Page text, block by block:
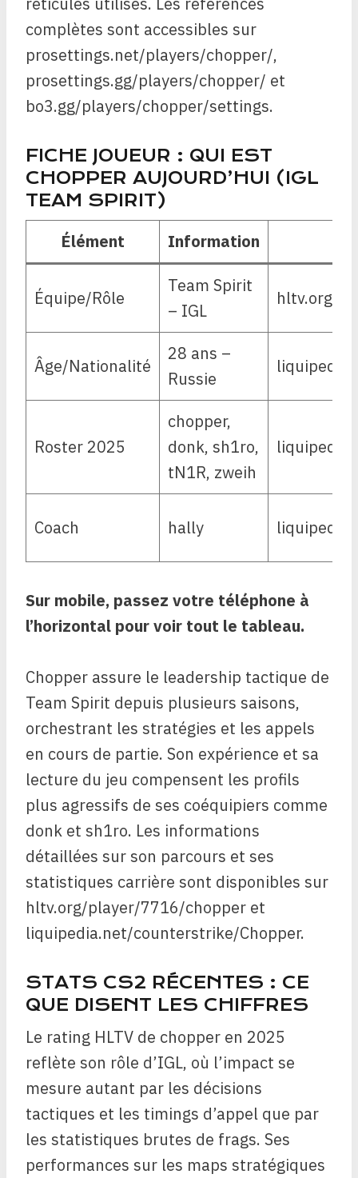
complètes sont accessibles sur
prosettings.net/players/chopper/,
prosettings.gg/players/chopper/ et
bo3.gg/players/chopper/settings.
FICHE JOUEUR : QUI EST
CHOPPER AUJOURD’HUI (IGL
TEAM SPIRIT)
Élément Information
Équipe/Rôle
Team Spirit
– IGL
hltv.org/
Âge/Nationalité
28 ans –
Russie
Roster 2025
chopper,
donk, sh1ro,
tN1R, zweih
Coach hally
Sur mobile, passez votre téléphone à
l’horizontal pour voir tout le tableau.
Chopper assure le leadership tactique de
Team Spirit depuis plusieurs saisons,
orchestrant les stratégies et les appels
en cours de partie. Son expérience et sa
lecture du jeu compensent les profils
plus agressifs de ses coéquipiers comme
donk et sh1ro. Les informations
détaillées sur son parcours et ses
statistiques carrière sont disponibles sur
hltv.org/player/7716/chopper et
liquipedia.net/counterstrike/Chopper.
STATS CS2 RÉCENTES : CE
QUE DISENT LES CHIFFRES
Le rating HLTV de chopper en 2025
reflète son rôle d’IGL, où l’impact se
mesure autant par les décisions
tactiques et les timings d’appel que par
les statistiques brutes de frags. Ses
performances sur les maps stratégiques